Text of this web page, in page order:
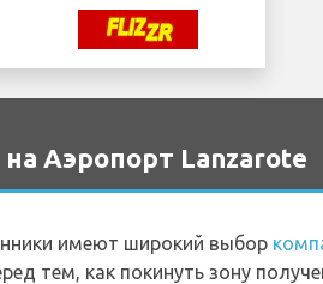
Аэропорт Lanzarote
имеют широкий выбор
тем, как покинуть зону